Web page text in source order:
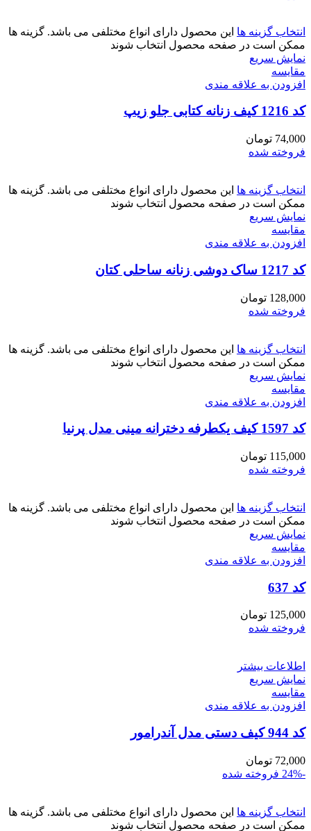
انتخاب گزینه ها این محصول دارای انواع مختلفی می باشد. گزینه ها
ممکن است در صفحه محصول انتخاب شوند
نمایش سریع
مقايسه
افزودن به علاقه مندی
کد 1216 کیف زنانه کتابی جلو زیپ
74,000 تومان
فروخته شده
انتخاب گزینه ها این محصول دارای انواع مختلفی می باشد. گزینه ها
ممکن است در صفحه محصول انتخاب شوند
نمایش سریع
مقايسه
افزودن به علاقه مندی
کد 1217 ساک دوشی زنانه ساحلی کتان
128,000 تومان
فروخته شده
انتخاب گزینه ها این محصول دارای انواع مختلفی می باشد. گزینه ها
ممکن است در صفحه محصول انتخاب شوند
نمایش سریع
مقايسه
افزودن به علاقه مندی
کد 1597 کیف یکطرفه دخترانه مینی مدل پرنیا
115,000 تومان
فروخته شده
انتخاب گزینه ها این محصول دارای انواع مختلفی می باشد. گزینه ها
ممکن است در صفحه محصول انتخاب شوند
نمایش سریع
مقايسه
افزودن به علاقه مندی
کد 637
125,000 تومان
فروخته شده
اطلاعات بیشتر
نمایش سریع
مقايسه
افزودن به علاقه مندی
کد 944 کیف دستی مدل آندرامور
72,000 تومان
-24%
فروخته شده
انتخاب گزینه ها این محصول دارای انواع مختلفی می باشد. گزینه ها
ممکن است در صفحه محصول انتخاب شوند